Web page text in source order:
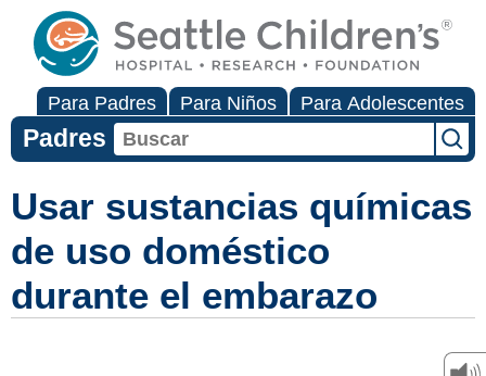
Para Padres Para Niños Para Adolescentes
Padres
Usar sustancias químicas
de uso doméstico
durante el embarazo